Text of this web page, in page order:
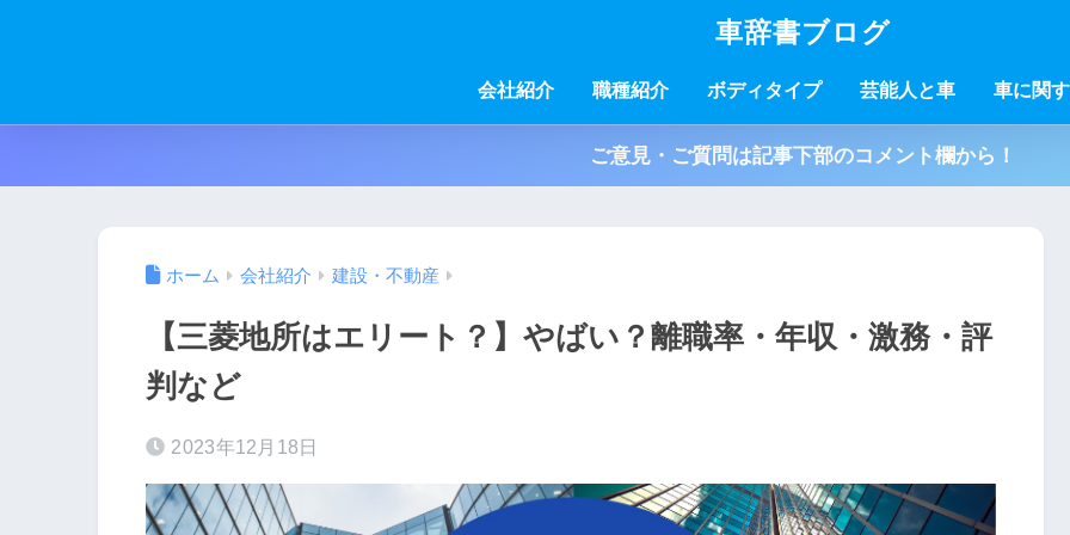
車辞書ブログ
会社紹介 職種紹介 ボディタイプ 芸能人と車 車に関
ご意見・ご質問は記事下部のコメント欄から！
ホーム 会社紹介 建設・不動産
【三菱地所はエリート？】やばい？離職率・年収・激務・評
判など
2023年12月18日